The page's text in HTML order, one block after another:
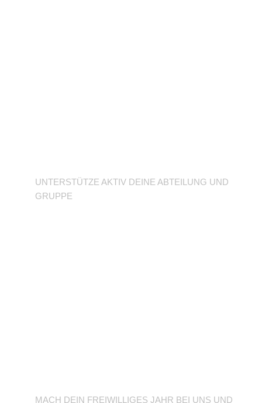
UNTERSTÜTZE AKTIV DEINE ABTEILUNG UND
GRUPPE
MACH DEIN FREIWILLIGES JAHR BEI UNS UND